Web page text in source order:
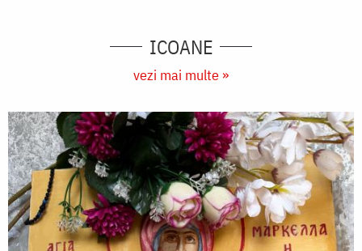
ICOANE
vezi mai multe »